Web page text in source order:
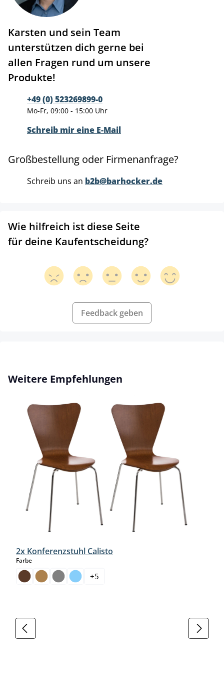
Karsten und sein Team
unterstützen dich gerne bei
allen Fragen rund um unsere
Produkte!
+49 (0) 523269899-0
Mo-Fr, 09:00 - 15:00 Uhr
Schreib mir eine E-Mail
Großbestellung oder Firmenanfrage?
Schreib uns an b2b@barhocker.de
Wie hilfreich ist diese Seite
für deine Kaufentscheidung?
Feedback geben
Produktgalerie überspringen
Weitere Empfehlungen
2x Konferenzstuhl Calisto
Farbeauswählen
+5